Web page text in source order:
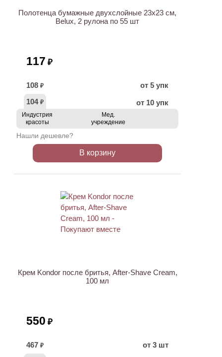
Полотенца бумажные двухслойные 23х23 см,
Belux, 2 рулона по 55 шт
117 ₽
108 ₽
от 5 упк
104 ₽ от 10 упк
Индустрия
красоты
Мед.
учреждение
Нашли дешевле?
В корзину
Крем Kondor после бритья, After-Shave Cream,
100 мл
550 ₽
467 ₽ от 3 шт